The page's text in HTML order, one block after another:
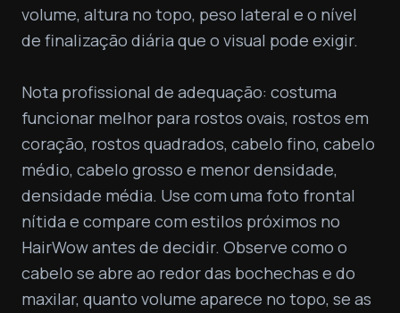
volume, altura no topo, peso lateral e o nível
de finalização diária que o visual pode exigir.
Nota profissional de adequação: costuma
funcionar melhor para rostos ovais, rostos em
coração, rostos quadrados, cabelo fino, cabelo
médio, cabelo grosso e menor densidade,
densidade média. Use com uma foto frontal
nítida e compare com estilos próximos no
HairWow antes de decidir. Observe como o
cabelo se abre ao redor das bochechas e do
maxilar, quanto volume aparece no topo, se as